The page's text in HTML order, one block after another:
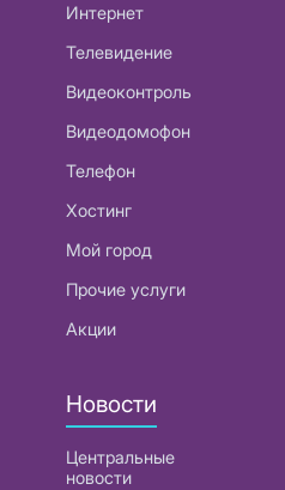
Интернет
Телевидение
Видеоконтроль
Видеодомофон
Телефон
Хостинг
Мой город
Прочие услуги
Акции
Новости
Центральные
новости